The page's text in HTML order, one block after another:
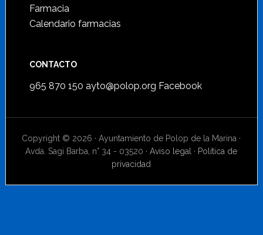
Farmacia
Calendario farmacias
CONTACTO
965 870 150 ayto@polop.org Facebook
Copyright © 2026 · Ayuntamiento de Polop de la Marina ·
Avda. Sagi Barba, n° 34 - 03520 ·Aviso legal · Política de
privacidad